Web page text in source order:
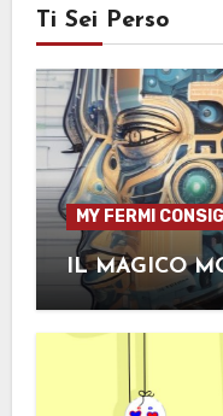
Ti Sei Perso
MY FERMI
IL MAGICO